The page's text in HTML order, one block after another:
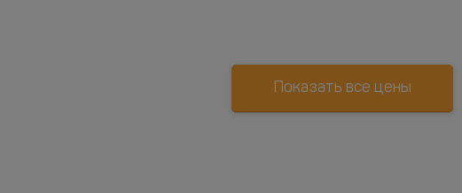
Показать все цены